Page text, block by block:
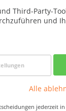
Third-Party-
und
Alle
jederzeit